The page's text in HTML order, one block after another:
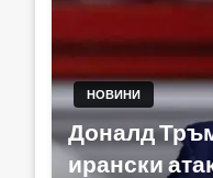
НОВИНИ
Доналд
ирански